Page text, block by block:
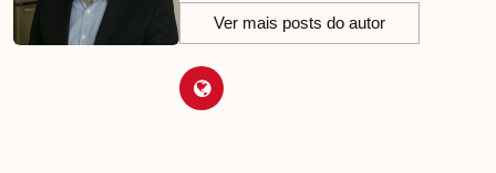
Ver mais posts do autor